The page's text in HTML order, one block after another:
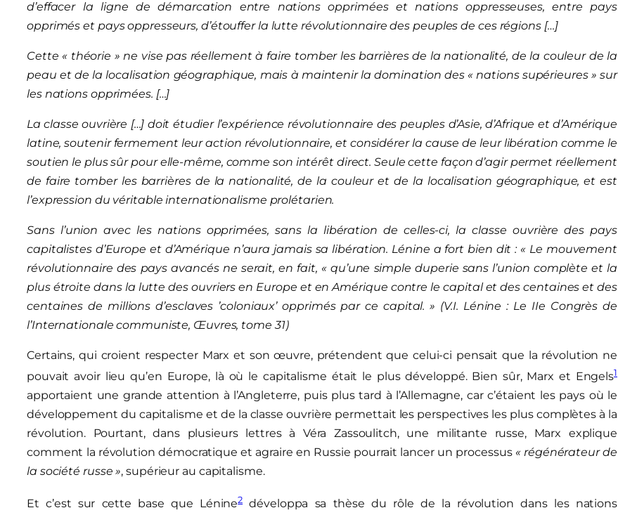
d’effacer la ligne de démarcation entre nations opprimées et nations oppresseuses, entre pays
opprimés et pays oppresseurs, d’étouffer la lutte révolutionnaire des peuples de ces régions […]
Cette « théorie » ne vise pas réellement à faire tomber les barrières de la nationalité, de la couleur de la
peau et de la localisation géographique, mais à maintenir la domination des « nations supérieures » sur
les nations opprimées. […]
La classe ouvrière […] doit étudier l’expérience révolutionnaire des peuples d’Asie, d’Afrique et d’Amérique
latine, soutenir fermement leur action révolutionnaire, et considérer la cause de leur libération comme le
soutien le plus sûr pour elle-même, comme son intérêt direct. Seule cette façon d’agir permet réellement
de faire tomber les barrières de la nationalité, de la couleur et de la localisation géographique, et est
l’expression du véritable internationalisme prolétarien.
Sans l’union avec les nations opprimées, sans la libération de celles-ci, la classe ouvrière des pays
capitalistes d’Europe et d’Amérique n’aura jamais sa libération. Lénine a fort bien dit : « Le mouvement
révolutionnaire des pays avancés ne serait, en fait, « qu’une simple duperie sans l’union complète et la
plus étroite dans la lutte des ouvriers en Europe et en Amérique contre le capital et des centaines et des
centaines de millions d’esclaves ’coloniaux’ opprimés par ce capital. » (V.I. Lénine : Le IIe Congrès de
l’Internationale communiste, Œuvres, tome 31)
Certains, qui croient respecter Marx et son œuvre, prétendent que celui-ci pensait que la révolution ne
pouvait avoir lieu qu’en Europe, là où le capitalisme était le plus développé. Bien sûr, Marx et Engels1
apportaient une grande attention à l’Angleterre, puis plus tard à l’Allemagne, car c’étaient les pays où le
développement du capitalisme et de la classe ouvrière permettait les perspectives les plus complètes à la
révolution. Pourtant, dans plusieurs lettres à Véra Zassoulitch, une militante russe, Marx explique
comment la révolution démocratique et agraire en Russie pourrait lancer un processus « régénérateur de
la société russe », supérieur au capitalisme.
Et c’est sur cette base que Lénine2développa sa thèse du rôle de la révolution dans les nations